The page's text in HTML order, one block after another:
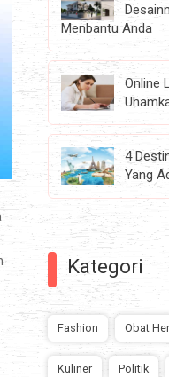
Menbantu Anda
Online
4
Yang
Kategori
Fashion Obat
Kuliner Politik